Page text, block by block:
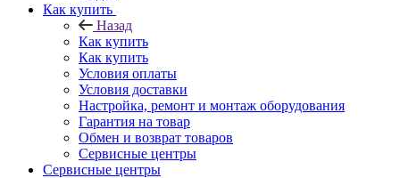
Как купить
Назад
Как купить
Как купить
Условия оплаты
Условия доставки
Настройка, ремонт и монтаж оборудования
Гарантия на товар
Обмен и возврат товаров
Сервисные центры
Сервисные центры